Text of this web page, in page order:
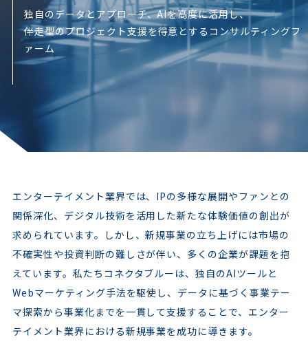
独自のデータとアプローチ、AIを高度に活用し、
伴走型のプロジェクト支援を得意とするコンサルティングフ
ァーム
エンターテイメント業界では、IPの多様な展開やファンとの
関係深化、デジタル技術を活用した新たな体験価値の創出が
求められています。しかし、新規事業の立ち上げには市場の
不確実性や投資判断の難しさが伴い、多くの企業が課題を抱
えています。私たちコネクタブルーは、独自のAIツールと
Webマーケティング手法を駆使し、データに基づく事業テー
マ探索から事業化までを一貫して支援することで、エンター
テイメント業界における新規事業を成功に導きます。